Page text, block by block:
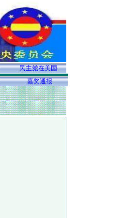
民主党在美国
嘉奖通报